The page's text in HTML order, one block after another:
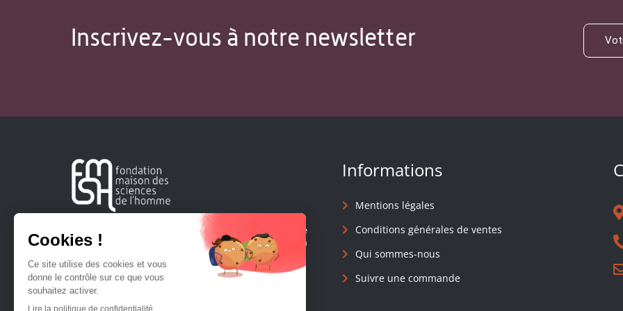
Inscrivez-vous à notre newsletter
Créée en 1963, la Fondation Maison Sciences de l'Homme
soutient la recherche et la diffusion des connaissances en
Informations
Mentions légales
Conditions générales de ventes
Qui sommes-nous
Suivre une commande